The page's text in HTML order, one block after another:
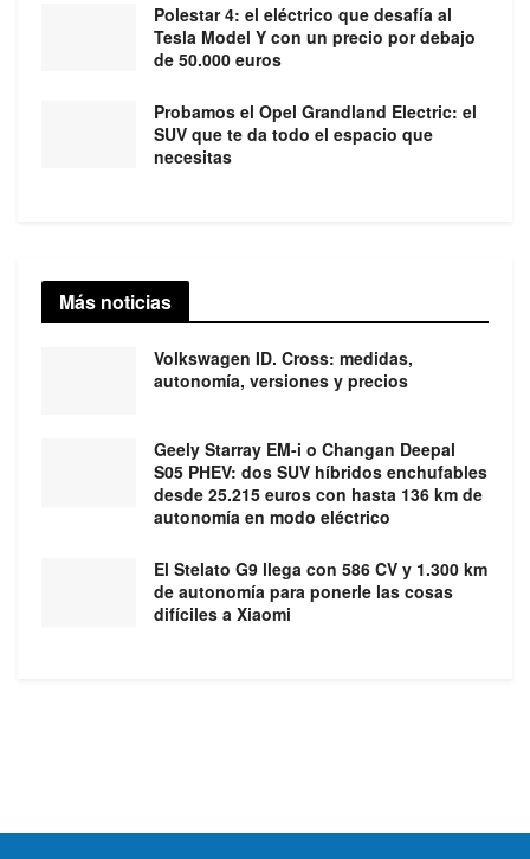
Polestar 4: el eléctrico que desafía al
Tesla Model Y con un precio por debajo
de 50.000 euros
Probamos el Opel Grandland Electric: el
SUV que te da todo el espacio que
necesitas
Más noticias
Volkswagen ID. Cross: medidas,
autonomía, versiones y precios
Geely Starray EM-i o Changan Deepal
S05 PHEV: dos SUV híbridos enchufables
desde 25.215 euros con hasta 136 km de
autonomía en modo eléctrico
El Stelato G9 llega con 586 CV y 1.300 km
de autonomía para ponerle las cosas
difíciles a Xiaomi